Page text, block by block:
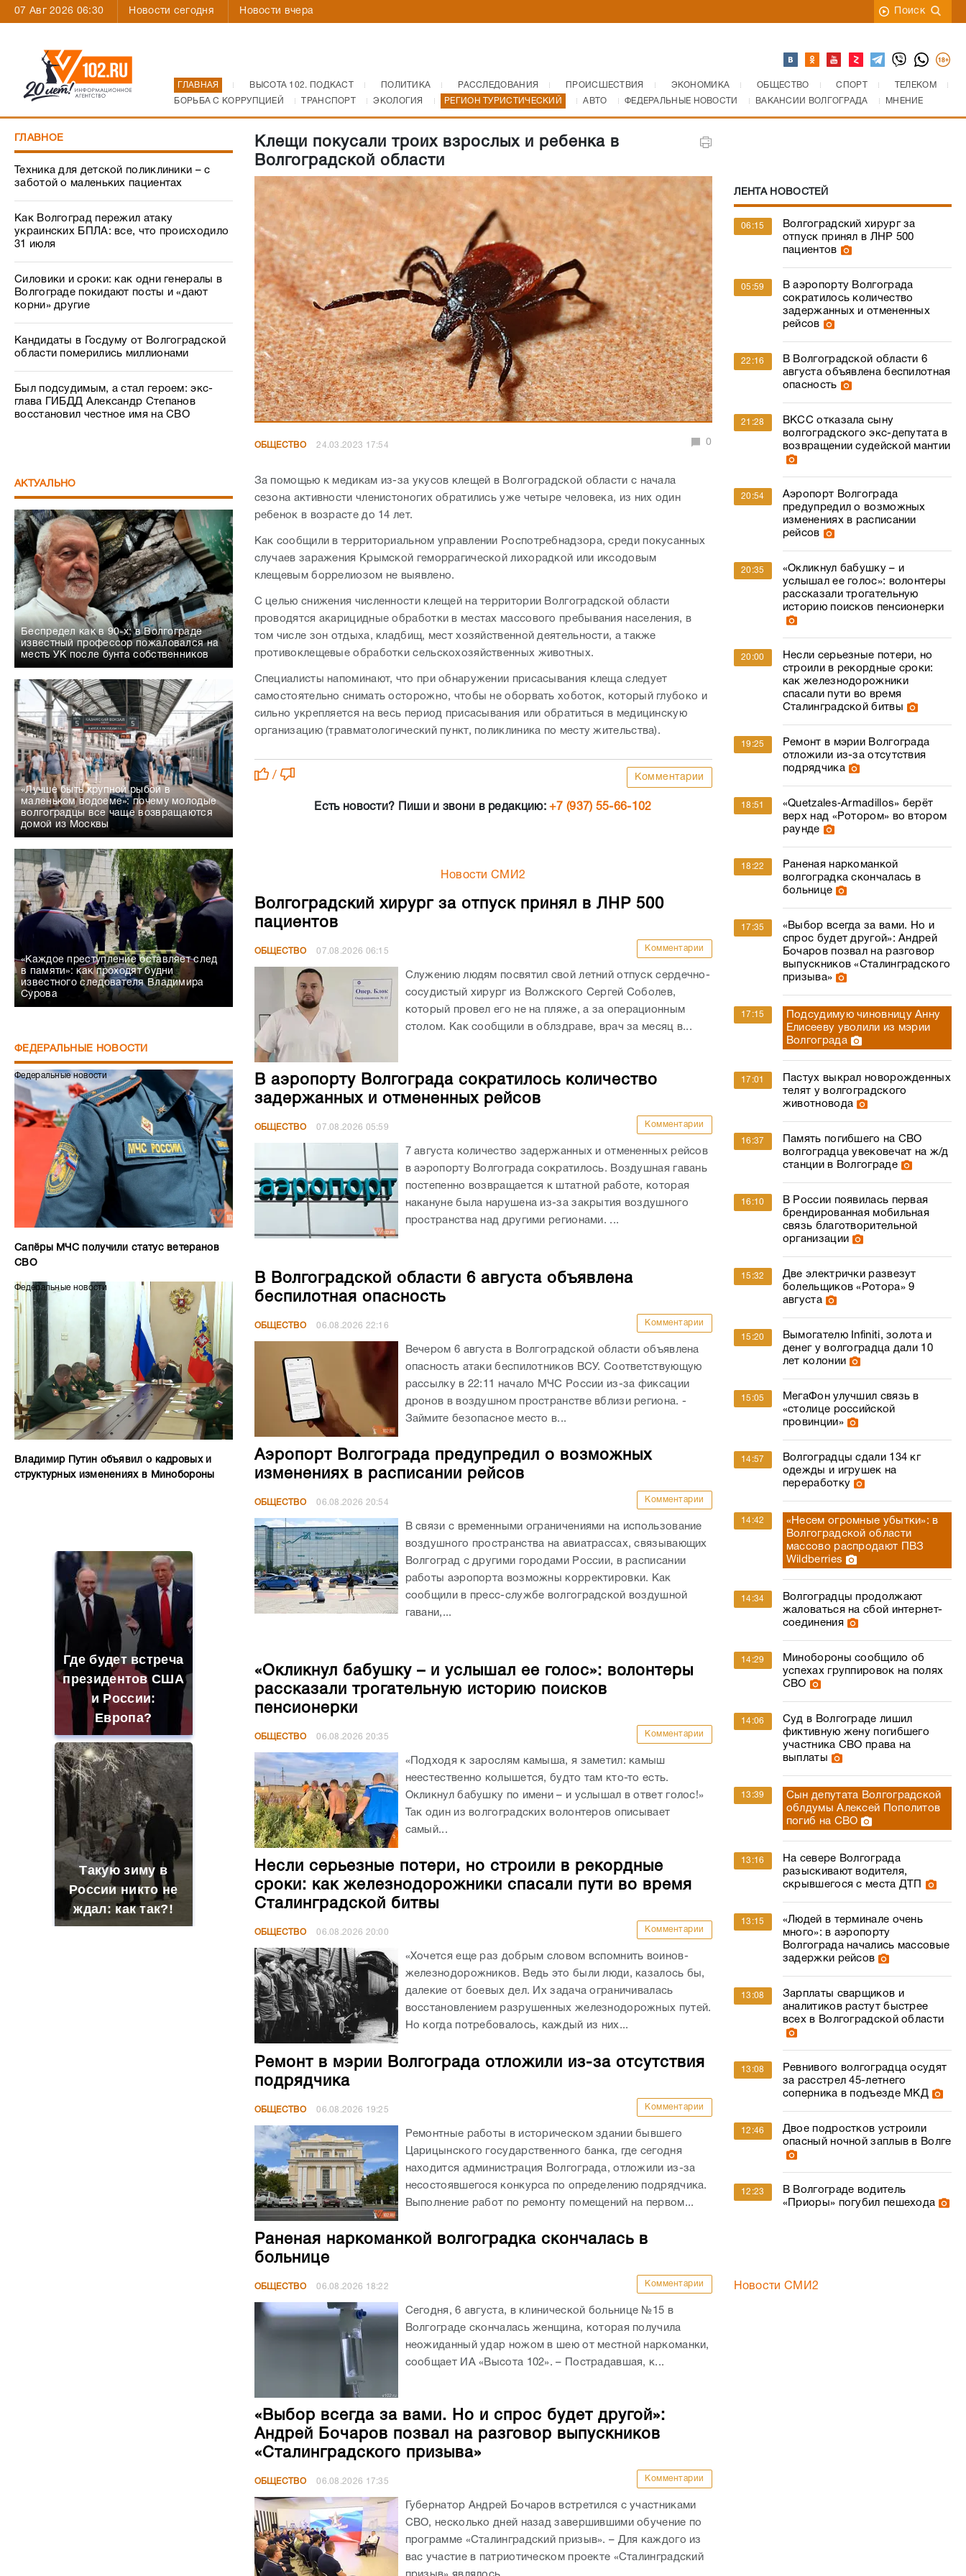
07 Авг 2026 06:30 Новости сегодня Новости вчера Поиск
ГЛАВНАЯ ВЫСОТА 102. ПОДКАСТ ПОЛИТИКА РАССЛЕДОВАНИЯ ПРОИСШЕСТВИЯ ЭКОНОМИКА ОБЩЕСТВО СПОРТ
ТЕЛЕКОМ
БОРЬБА С КОРРУПЦИЕЙ
ТРАНСПОРТ ЭКОЛОГИЯ РЕГИОН ТУРИСТИЧЕСКИЙ АВТО ФЕДЕРАЛЬНЫЕ НОВОСТИ ВАКАНСИИ ВОЛГОГРАДА МНЕНИЕ
ГЛАВНОЕ
Техника для детской поликлиники – с
заботой о маленьких пациентах
Как Волгоград пережил атаку
украинских БПЛА: все, что происходило
31 июля
Силовики и сроки: как одни генералы в
Волгограде покидают посты и «дают
корни» другие
Кандидаты в Госдуму от Волгоградской
области померились миллионами
Был подсудимым, а стал героем: экс-
глава ГИБДД Александр Степанов
восстановил честное имя на СВО
АКТУАЛЬНО
Беспредел как в 90-х: в Волгограде
известный профессор пожаловался на
месть УК после бунта собственников
«Лучше быть крупной рыбой в
маленьком водоеме»: почему молодые
волгоградцы все чаще возвращаются
домой из Москвы
«Каждое преступление оставляет след
в памяти»: как проходят будни
известного следователя Владимира
Сурова
ФЕДЕРАЛЬНЫЕ НОВОСТИ
Федеральные новости
Сапёры МЧС получили статус ветеранов
СВО
Федеральные новости
Владимир Путин объявил о кадровых и
структурных изменениях в Минобороны
Где будет встреча
президентов США
и России:
Европа?
Такую зиму в
России никто не
ждал: как так?!
Клещи покусали троих взрослых и ребенка в
Волгоградской области
ОБЩЕСТВО 24.03.2023 17:54 0
За помощью к медикам из-за укусов клещей в Волгоградской области с начала
сезона активности членистоногих обратились уже четыре человека, из них один
ребенок в возрасте до 14 лет.
Как сообщили в территориальном управлении Роспотребнадзора, среди покусанных
случаев заражения Крымской геморрагической лихорадкой или иксодовым
клещевым боррелиозом не выявлено.
С целью снижения численности клещей на территории Волгоградской области
проводятся акарицидные обработки в местах массового пребывания населения, в
том числе зон отдыха, кладбищ, мест хозяйственной деятельности, а также
противоклещевые обработки сельскохозяйственных животных.
Специалисты напоминают, что при обнаружении присасывания клеща следует
самостоятельно снимать осторожно, чтобы не оборвать хоботок, который глубоко и
сильно укрепляется на весь период присасывания или обратиться в медицинскую
организацию (травматологический пункт, поликлиника по месту жительства).
/ Комментарии
Есть новости? Пиши и звони в редакцию:+7 (937) 55-66-102
Новости СМИ2
Волгоградский хирург за отпуск принял в ЛНР 500
пациентов
ОБЩЕСТВО 07.08.2026 06:15 Комментарии
Служению людям посвятил свой летний отпуск сердечно-
сосудистый хирург из Волжского Сергей Соболев,
который провел его не на пляже, а за операционным
столом. Как сообщили в облздраве, врач за месяц в...
В аэропорту Волгограда сократилось количество
задержанных и отмененных рейсов
ОБЩЕСТВО 07.08.2026 05:59 Комментарии
7 августа количество задержанных и отмененных рейсов
в аэропорту Волгограда сократилось. Воздушная гавань
постепенно возвращается к штатной работе, которая
накануне была нарушена из-за закрытия воздушного
пространства над другими регионами. ...
В Волгоградской области 6 августа объявлена
беспилотная опасность
ОБЩЕСТВО 06.08.2026 22:16 Комментарии
Вечером 6 августа в Волгоградской области объявлена
опасность атаки беспилотников ВСУ. Соответствующую
рассылку в 22:11 начало МЧС России из-за фиксации
дронов в воздушном пространстве вблизи региона. -
Займите безопасное место в...
Аэропорт Волгограда предупредил о возможных
изменениях в расписании рейсов
ОБЩЕСТВО 06.08.2026 20:54 Комментарии
В связи с временными ограничениями на использование
воздушного пространства на авиатрассах, связывающих
Волгоград с другими городами России, в расписании
работы аэропорта возможны корректировки. Как
сообщили в пресс-службе волгоградской воздушной
гавани,...
«Окликнул бабушку – и услышал ее голос»: волонтеры
рассказали трогательную историю поисков
пенсионерки
ОБЩЕСТВО 06.08.2026 20:35 Комментарии
«Подходя к зарослям камыша, я заметил: камыш
неестественно колышется, будто там кто-то есть.
Окликнул бабушку по имени – и услышал в ответ голос!»
Так один из волгоградских волонтеров описывает
самый...
Несли серьезные потери, но строили в рекордные
сроки: как железнодорожники спасали пути во время
Сталинградской битвы
ОБЩЕСТВО 06.08.2026 20:00 Комментарии
«Хочется еще раз добрым словом вспомнить воинов-
железнодорожников. Ведь это были люди, казалось бы,
далекие от боевых дел. Их задача ограничивалась
восстановлением разрушенных железнодорожных путей.
Но когда потребовалось, каждый из них...
Ремонт в мэрии Волгограда отложили из-за отсутствия
подрядчика
ОБЩЕСТВО 06.08.2026 19:25 Комментарии
Ремонтные работы в историческом здании бывшего
Царицынского государственного банка, где сегодня
находится администрация Волгограда, отложили из-за
несостоявшегося конкурса по определению подрядчика.
Выполнение работ по ремонту помещений на первом...
Раненая наркоманкой волгоградка скончалась в
больнице
ОБЩЕСТВО 06.08.2026 18:22 Комментарии
Сегодня, 6 августа, в клинической больнице №15 в
Волгограде скончалась женщина, которая получила
неожиданный удар ножом в шею от местной наркоманки,
сообщает ИА «Высота 102». – Пострадавшая, к...
«Выбор всегда за вами. Но и спрос будет другой»:
Андрей Бочаров позвал на разговор выпускников
«Сталинградского призыва»
ОБЩЕСТВО 06.08.2026 17:35 Комментарии
Губернатор Андрей Бочаров встретился с участниками
СВО, несколько дней назад завершившими обучение по
программе «Сталинградский призыв». – Для каждого из
вас участие в патриотическом проекте «Сталинградский
ЛЕНТА НОВОСТЕЙ
06:15
Волгоградский хирург за
отпуск принял в ЛНР 500
пациентов
05:59
В аэропорту Волгограда
сократилось количество
задержанных и отмененных
рейсов
22:16
В Волгоградской области 6
августа объявлена беспилотная
опасность
21:28
ВКСС отказала сыну
волгоградского экс-депутата в
возвращении судейской мантии
20:54
Аэропорт Волгограда
предупредил о возможных
изменениях в расписании
рейсов
20:35
«Окликнул бабушку – и
услышал ее голос»: волонтеры
рассказали трогательную
историю поисков пенсионерки
20:00
Несли серьезные потери, но
строили в рекордные сроки:
как железнодорожники
спасали пути во время
Сталинградской битвы
19:25
Ремонт в мэрии Волгограда
отложили из-за отсутствия
подрядчика
18:51
«Quetzales‑Armadillos» берёт
верх над «Ротором» во втором
раунде
18:22
Раненая наркоманкой
волгоградка скончалась в
больнице
17:35
«Выбор всегда за вами. Но и
спрос будет другой»: Андрей
Бочаров позвал на разговор
выпускников «Сталинградского
призыва»
17:15
Подсудимую чиновницу Анну
Елисееву уволили из мэрии
Волгограда
17:01
Пастух выкрал новорожденных
телят у волгоградского
животновода
16:37
Память погибшего на СВО
волгоградца увековечат на ж/д
станции в Волгограде
16:10
В России появилась первая
брендированная мобильная
связь благотворительной
организации
15:32
Две электрички развезут
болельщиков «Ротора» 9
августа
15:20
Вымогателю Infiniti, золота и
денег у волгоградца дали 10
лет колонии
15:05
МегаФон улучшил связь в
«столице российской
провинции»
14:57
Волгоградцы сдали 134 кг
одежды и игрушек на
переработку
14:42
«Несем огромные убытки»: в
Волгоградской области
массово распродают ПВЗ
Wildberries
14:34
Волгоградцы продолжают
жаловаться на сбой интернет-
соединения
14:29
Минобороны сообщило об
успехах группировок на полях
СВО
14:06
Суд в Волгограде лишил
фиктивную жену погибшего
участника СВО права на
выплаты
13:39
Сын депутата Волгоградской
облдумы Алексей Пополитов
погиб на СВО
13:16
На севере Волгограда
разыскивают водителя,
скрывшегося с места ДТП
13:15
«Людей в терминале очень
много»: в аэропорту
Волгограда начались массовые
задержки рейсов
13:08
Зарплаты сварщиков и
аналитиков растут быстрее
всех в Волгоградской области
13:08
Ревнивого волгоградца осудят
за расстрел 45-летнего
соперника в подъезде МКД
12:46
Двое подростков устроили
опасный ночной заплыв в Волге
12:23
В Волгограде водитель
«Приоры» погубил пешехода
Новости СМИ2